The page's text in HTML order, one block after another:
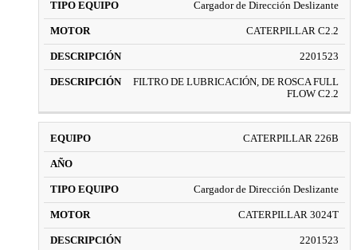
Cargador de Dirección Deslizante
CATERPILLAR C2.2
2201523
FILTRO DE LUBRICACIÓN, DE ROSCA FULL
FLOW C2.2
CATERPILLAR 226B
Cargador de Dirección Deslizante
CATERPILLAR 3024T
2201523